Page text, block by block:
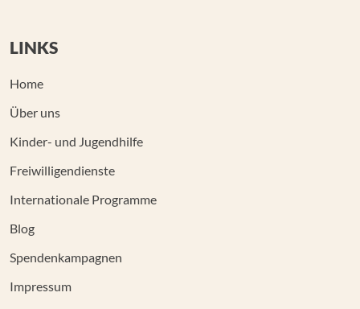
LINKS
Home
Über uns
Kinder- und Jugendhilfe
Freiwilligendienste
Internationale Programme
Blog
Spendenkampagnen
Impressum